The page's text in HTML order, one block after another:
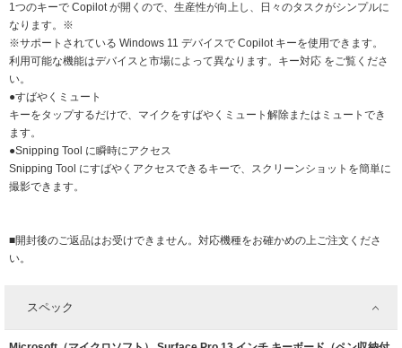
1つのキーで Copilot が開くので、生産性が向上し、日々のタスクがシンプルに
なります。※
※サポートされている Windows 11 デバイスで Copilot キーを使用できます。
利用可能な機能はデバイスと市場によって異なります。キー対応 をご覧くださ
い。
●すばやくミュート
キーをタップするだけで、マイクをすばやくミュート解除またはミュートでき
ます。
●Snipping Tool に瞬時にアクセス
Snipping Tool にすばやくアクセスできるキーで、スクリーンショットを簡単に
撮影できます。
■開封後のご返品はお受けできません。対応機種をお確かめの上ご注文くださ
い。
スペック